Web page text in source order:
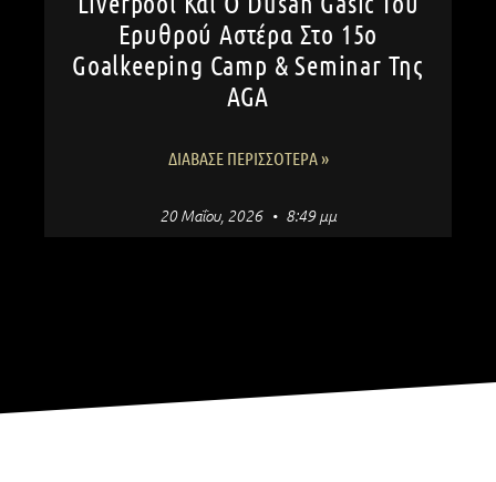
Ερυθρού Αστέρα Στο 15ο
Goalkeeping Camp & Seminar Της
AGA
ΔΙΆΒΑΣΕ ΠΕΡΙΣΣΌΤΕΡΑ »
20 Μαΐου, 2026 8:49 μμ